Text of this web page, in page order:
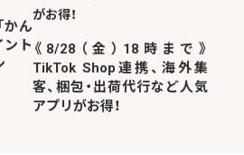
かん
ント 《8/28（金）18時まで》
TikTok Shop連携、海外集
客、梱包・出荷代行など人気
アプリがお得！